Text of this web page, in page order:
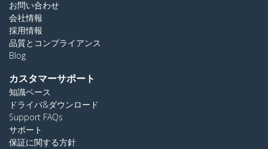
お問い合わせ
会社情報
採用情報
品質とコンプライアンス
Blog
カスタマーサポート
知識ベース
ドライバ&ダウンロード
Support FAQs
サポート
保証に関する方針